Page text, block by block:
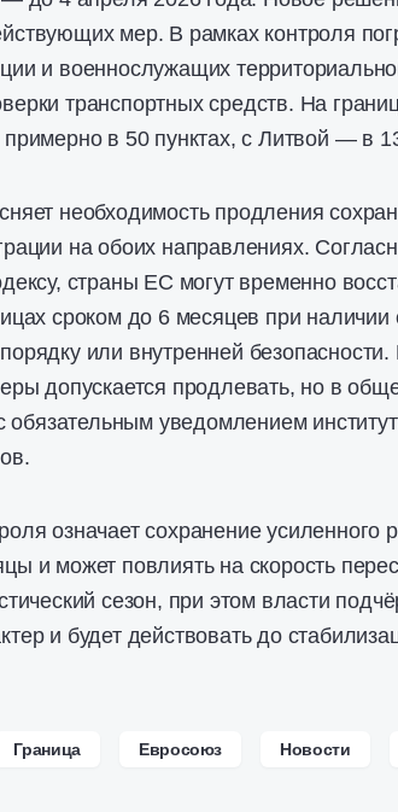
мер. В рамках контроля
и военнослужащих
транспортных средств. На
в 50 пунктах, с Литвой — в
необходимость продления
на обоих направлениях.
страны ЕС могут временно
сроком до 6 месяцев при наличии
или внутренней безопасности.
допускается продлевать, но в
обязательным уведомлением
означает сохранение усиленного
и может повлиять на скорость
сезон, при этом власти
и будет действовать до
Граница Евросоюз Новости